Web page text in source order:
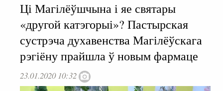
Ці Магілёўшчына і яе святары
«другой катэгорыі»? Пастырская
сустрэча духавенства Магілёўскага
рэгіёну прайшла ў новым фармаце
23.01.2020 10:32